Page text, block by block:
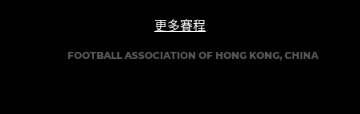
FOOTBALL ASSOCIATION OF HONG KONG, CHINA
更多賽程